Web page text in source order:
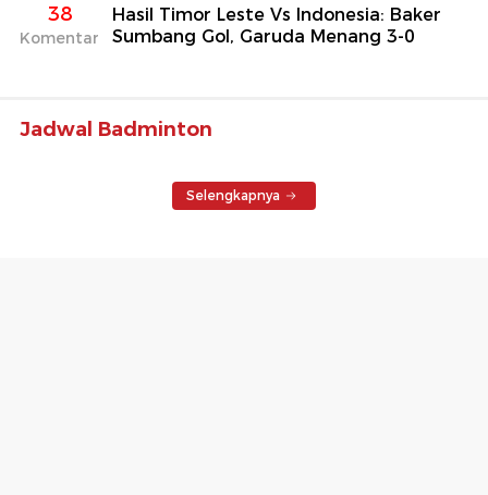
38
Komentar
Hasil Timor Leste Vs Indonesia: Baker
Sumbang Gol, Garuda Menang 3-0
Jadwal Badminton
Selengkapnya